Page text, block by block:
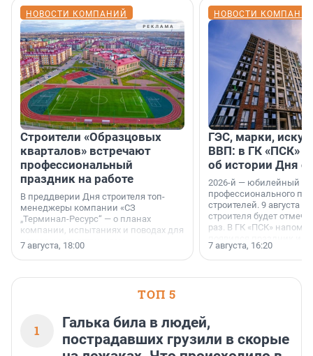
НОВОСТИ КОМПАНИЙ
Строители «Образцовых
кварталов» встречают
профессиональный
праздник на работе
В преддверии Дня строителя топ-
менеджеры компании «СЗ
„Терминал-Ресурс“ — о планах
компании, испытаниях и поводах для
осторожного оптимизма.
7 августа, 18:00
НОВОСТИ
ГЭС, марки,
ВВП: в ГК «ПСК»
об истории Дня
2026-й — юбилейный
профессионального
строителей. 9 августа
строителя будет
раз. В ГК «ПСК»
поменялась роль
7 августа, 16:20
ТОП 5
1
Галька била в людей,
пострадавших грузили в скорые